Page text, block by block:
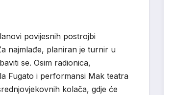
povijesnih postrojbi
najmlađe, planiran je turnir u
se. Osim radionica,
Fugato i performansi Mak teatra
kolača, gdje će